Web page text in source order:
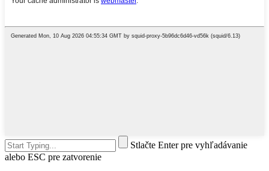
Stlačte Enter pre vyhľadávanie
alebo ESC pre zatvorenie